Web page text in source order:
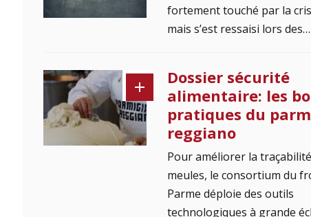
fortement touché par la
mais s’est ressaisi lors des…
Dossier sécurité
alimentaire: les
pratiques du
reggiano
Pour améliorer la
meules, le consortium du
Parme déploie des outils
technologiques à grande